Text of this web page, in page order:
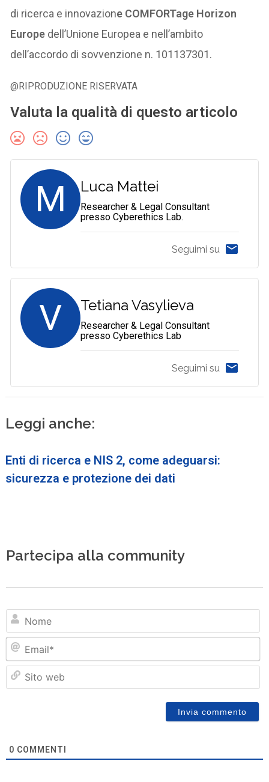
di ricerca e innovazione COMFORTage Horizon
Europe dell’Unione Europea e nell’ambito
dell’accordo di sovvenzione n. 101137301.
@RIPRODUZIONE RISERVATA
Valuta la qualità di questo articolo
M Luca Mattei
Researcher & Legal Consultant
presso Cyberethics Lab.
Seguimi su
V Tetiana Vasylieva
Researcher & Legal Consultant
presso Cyberethics Lab
Seguimi su
Leggi anche:
Enti di ricerca e NIS 2, come adeguarsi:
sicurezza e protezione dei dati
Partecipa alla community
0 COMMENTI